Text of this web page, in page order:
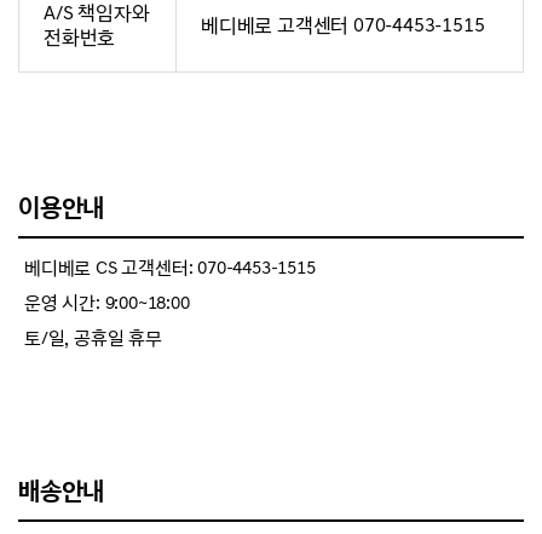
A/S 책임자와
전화번호
베디베로 고객센터 070-4453-1515
이용안내
베디베로 CS 고객센터: 070-4453-1515
운영 시간: 9:00~18:00
토/일, 공휴일 휴무
배송안내